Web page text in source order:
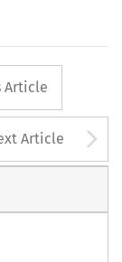
Article
Article